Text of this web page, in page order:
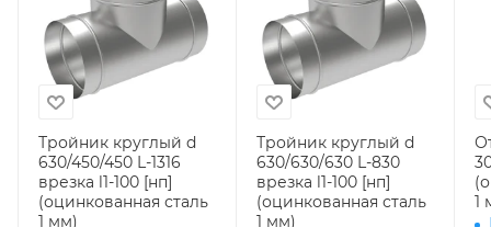
Тройник круглый d
630/450/450 L-1316
врезка l1-100 [нп]
(оцинкованная сталь
1 мм)
Тройник круглый d
630/630/630 L-830
врезка l1-100 [нп]
(оцинкованная сталь
1 мм)
1